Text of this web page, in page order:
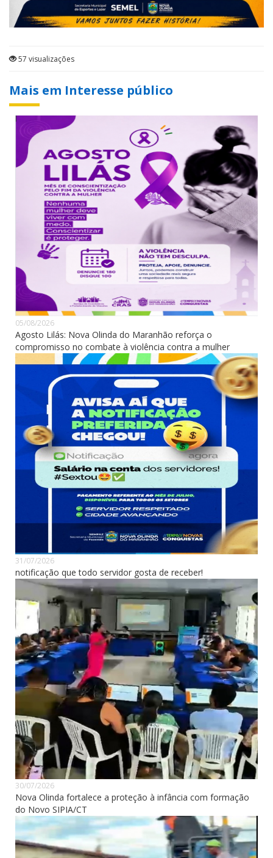
57 visualizações
Mais em Interesse público
05/08/2026
Agosto Lilás: Nova Olinda do Maranhão reforça o
compromisso no combate à violência contra a mulher
31/07/2026
notificação que todo servidor gosta de receber!
30/07/2026
Nova Olinda fortalece a proteção à infância com formação
do Novo SIPIA/CT